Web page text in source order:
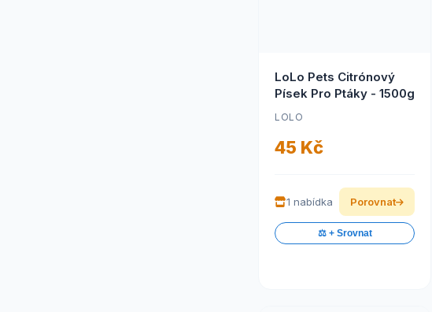
LoLo Pets Citrónový
Písek Pro Ptáky - 1500g
LOLO
45 Kč
1 nabídka Porovnat
⚖️ + Srovnat